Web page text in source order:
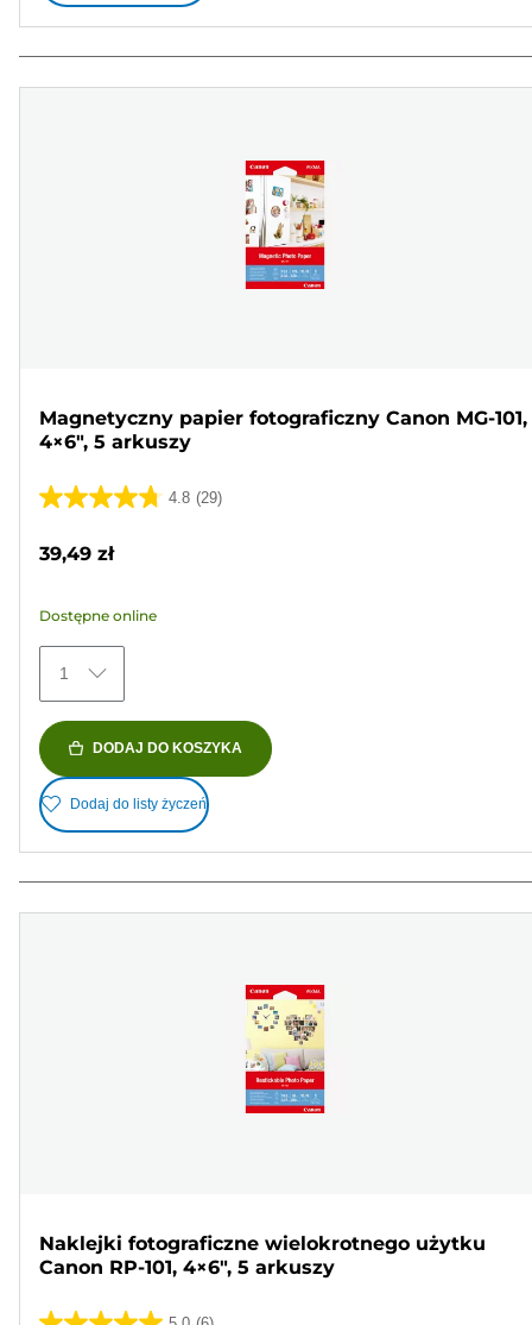
Magnetyczny papier fotograficzny Canon MG-101,
4×6", 5 arkuszy
4.8 (29)
4.8
5
29
Recenzji
39,49 zł
Dostępne online
1
DODAJ DO KOSZYKA
Dodaj do listy życzeń
Naklejki fotograficzne wielokrotnego użytku
Canon RP-101, 4×6", 5 arkuszy